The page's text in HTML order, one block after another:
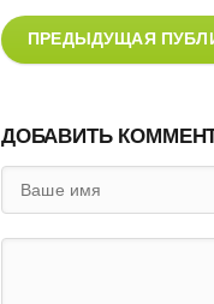
ПРЕДЫДУЩАЯ
ДОБАВИТЬ